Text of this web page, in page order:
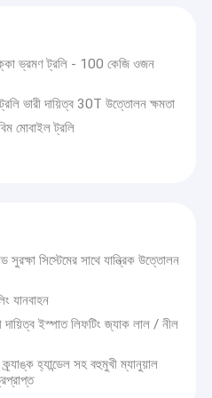
ভ্রমণ ট্রলি - 100 কেজি ওজন
ভারী দায়িত্ব 30T উত্তোলন ক্ষমতা
মোবাইল ট্রলি
সিস্টেমের সাথে যান্ত্রিক উত্তোলন
যানবাহন
দায়িত্ব ইস্পাত লিফটিং জ্যাক লাল / নীল
হ্যান্ডেল সহ বহুমুখী ম্যানুয়াল